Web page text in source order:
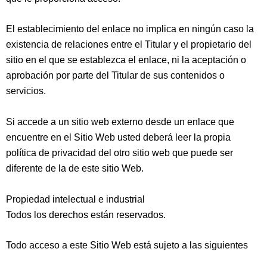
El establecimiento del enlace no implica en ningún caso la
existencia de relaciones entre el Titular y el propietario del
sitio en el que se establezca el enlace, ni la aceptación o
aprobación por parte del Titular de sus contenidos o
servicios.
Si accede a un sitio web externo desde un enlace que
encuentre en el Sitio Web usted deberá leer la propia
política de privacidad del otro sitio web que puede ser
diferente de la de este sitio Web.
Propiedad intelectual e industrial
Todos los derechos están reservados.
Todo acceso a este Sitio Web está sujeto a las siguientes